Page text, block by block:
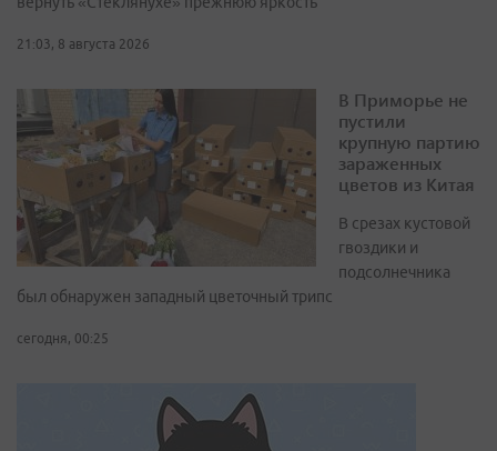
21:03, 8 августа 2026
В Приморье не
пустили
крупную партию
зараженных
цветов из Китая
В срезах кустовой
гвоздики и
подсолнечника
был обнаружен западный цветочный трипс
сегодня, 00:25